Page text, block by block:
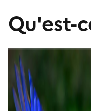
Qu'est-